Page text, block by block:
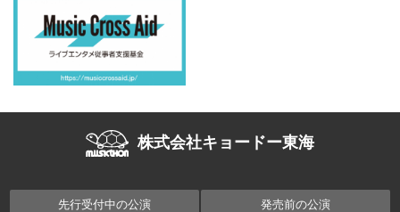
株式会社キョードー東海
先行受付中の公演 発売前の公演